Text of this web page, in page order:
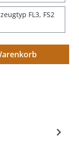
FL3, FS2